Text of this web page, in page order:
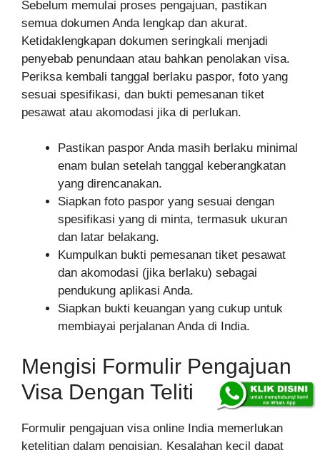
Sebelum memulai proses pengajuan, pastikan
semua dokumen Anda lengkap dan akurat.
Ketidaklengkapan dokumen seringkali menjadi
penyebab penundaan atau bahkan penolakan visa.
Periksa kembali tanggal berlaku paspor, foto yang
sesuai spesifikasi, dan bukti pemesanan tiket
pesawat atau akomodasi jika di perlukan.
Pastikan paspor Anda masih berlaku minimal
enam bulan setelah tanggal keberangkatan
yang direncanakan.
Siapkan foto paspor yang sesuai dengan
spesifikasi yang di minta, termasuk ukuran
dan latar belakang.
Kumpulkan bukti pemesanan tiket pesawat
dan akomodasi (jika berlaku) sebagai
pendukung aplikasi Anda.
Siapkan bukti keuangan yang cukup untuk
membiayai perjalanan Anda di India.
Mengisi Formulir Pengajuan
Visa Dengan Teliti
Formulir pengajuan visa online India memerlukan
ketelitian dalam pengisian. Kesalahan kecil dapat